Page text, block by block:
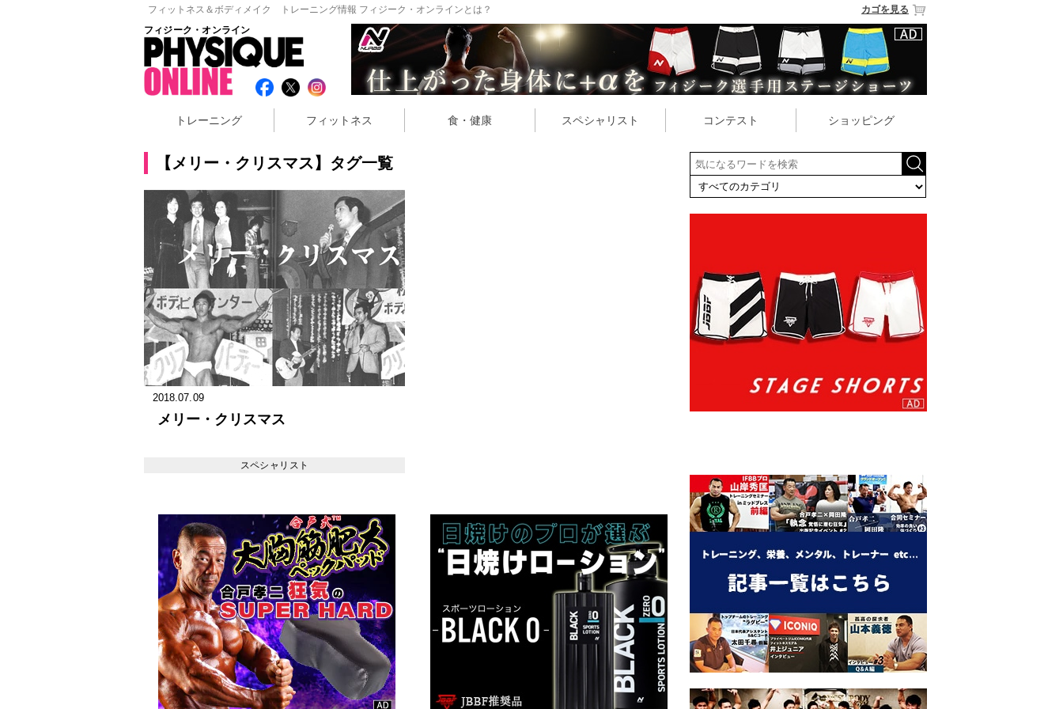
フィットネス＆ボディメイク トレーニング情報 フィジーク・オンラインとは？
カゴを見る
フィジーク・オンライン
トレーニング フィットネス 食・健康 スペシャリスト コンテスト ショッピング
【メリー・クリスマス】タグ一覧
2018.07.09
メリー・クリスマス
スペシャリスト